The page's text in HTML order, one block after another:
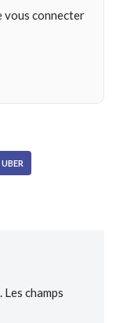
vous connecter
UBER
Les champs